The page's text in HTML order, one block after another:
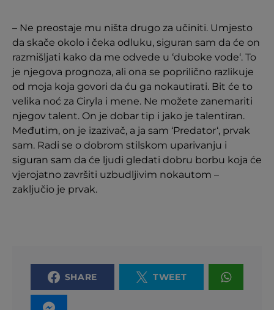
– Ne preostaje mu ništa drugo za učiniti. Umjesto
da skače okolo i čeka odluku, siguran sam da će on
razmišljati kako da me odvede u ‘duboke vode‘. To
je njegova prognoza, ali ona se poprilično razlikuje
od moja koja govori da ću ga nokautirati. Bit će to
velika noć za Ciryla i mene. Ne možete zanemariti
njegov talent. On je dobar tip i jako je talentiran.
Međutim, on je izazivač, a ja sam ‘Predator‘, prvak
sam. Radi se o dobrom stilskom uparivanju i
siguran sam da će ljudi gledati dobru borbu koja će
vjerojatno završiti uzbudljivim nokautom –
zaključio je prvak.
SHARE TWEET